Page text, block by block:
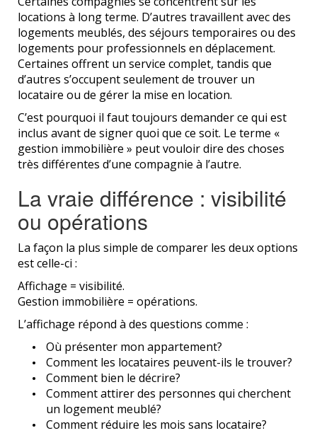
locations à long terme. D’autres travaillent avec des
logements meublés, des séjours temporaires ou des
logements pour professionnels en déplacement.
Certaines offrent un service complet, tandis que
d’autres s’occupent seulement de trouver un
locataire ou de gérer la mise en location.
C’est pourquoi il faut toujours demander ce qui est
inclus avant de signer quoi que ce soit. Le terme «
gestion immobilière » peut vouloir dire des choses
très différentes d’une compagnie à l’autre.
La vraie différence : visibilité
ou opérations
La façon la plus simple de comparer les deux options
est celle-ci :
Affichage = visibilité.
Gestion immobilière = opérations.
L’affichage répond à des questions comme :
Où présenter mon appartement?
Comment les locataires peuvent-ils le trouver?
Comment bien le décrire?
Comment attirer des personnes qui cherchent
un logement meublé?
Comment réduire les mois sans locataire?